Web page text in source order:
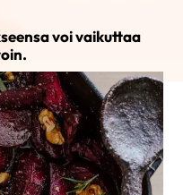
voi vaikuttaa